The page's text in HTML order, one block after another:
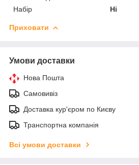
Набір
Ні
Приховати
Умови доставки
Нова Пошта
Самовивіз
Доставка кур'єром по Києву
Транспортна компанія
Всі умови доставки